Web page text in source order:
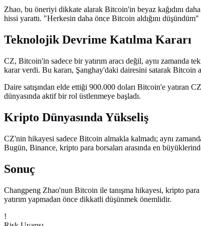
Zhao, bu öneriyi dikkate alarak Bitcoin'in beyaz kağıdını
hissi yarattı. "Herkesin daha önce Bitcoin aldığını
Teknolojik Devrime Katılma Kararı
CZ, Bitcoin'in sadece bir yatırım aracı değil, aynı
karar verdi. Bu kararı, Şanghay'daki dairesini satarak Bitcoin
Daire satışından elde ettiği 900.000 doları Bitcoin'e yatıran
dünyasında aktif bir rol üstlenmeye başladı.
Kripto Dünyasında Yükseliş
CZ'nin hikayesi sadece Bitcoin almakla kalmadı; aynı
Bugün, Binance, kripto para borsaları arasında en
Sonuç
Changpeng Zhao'nun Bitcoin ile tanışma hikayesi, kripto
yatırım yapmadan önce dikkatli düşünmek önemlidir.
!